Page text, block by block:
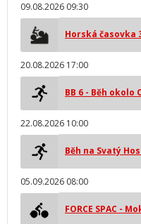
09.08.2026 09:30
Horská časovka
20.08.2026 17:00
BB 6 - Běh okolo
22.08.2026 10:00
Běh na Svatý
05.09.2026 08:00
FORCE SPAC -